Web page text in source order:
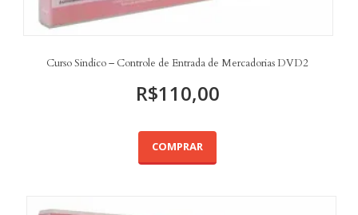
Curso Sindico – Controle de Entrada de Mercadorias DVD2
R$110,00
COMPRAR